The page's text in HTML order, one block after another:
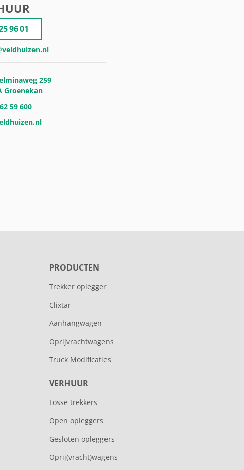
96 01
259
Groenekan
59 600
PRODUCTEN
Trekker oplegger
Clixtar
Aanhangwagen
Oprijvrachtwagens
Truck Modificaties
VERHUUR
Losse trekkers
Open opleggers
Gesloten opleggers
Oprij(vracht)wagens